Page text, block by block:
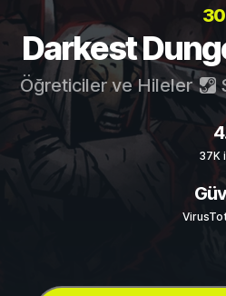
Darkest
Öğreticiler ve Hileler
37K